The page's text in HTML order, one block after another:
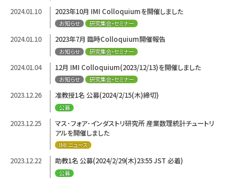
2024.01.10 2023年10月 IMI Colloquiumを開催しました
お知らせ 研究集会・セミナー
2024.01.10 2023年7月 臨時Colloquium開催報告
お知らせ 研究集会・セミナー
2024.01.04 12月 IMI Colloquium(2023/12/13)を開催しました
お知らせ 研究集会・セミナー
2023.12.26 准教授1名 公募(2024/2/15(木)締切)
公募
2023.12.25
マス･フォア･インダストリ研究所 産業数理統計チュートリ
アルを開催しました
IMI ニュース
2023.12.22 助教1名 公募(2024/2/29(木)23:55 JST 必着)
公募